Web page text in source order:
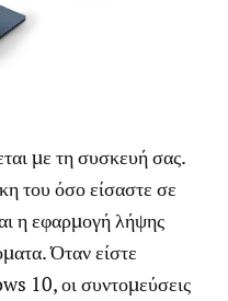
με τη συσκευή σας.
του όσο είσαστε σε
η εφαρμογή λήψης
Όταν είστε
10, οι συντομεύσεις